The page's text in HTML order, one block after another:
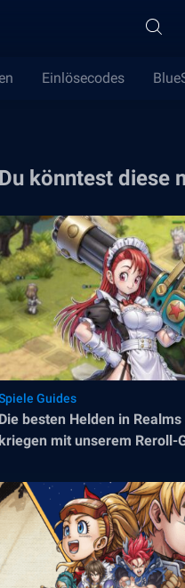
Einlösecodes
Du könntest diese
Guides
Die besten Helden in
kriegen mit unserem Reroll-